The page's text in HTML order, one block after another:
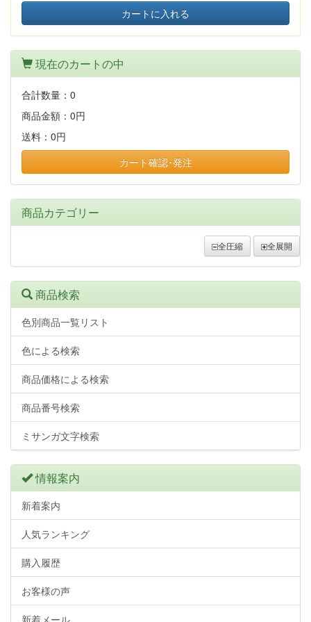
カートに入れる
現在のカートの中
合計数量： 0
商品金額： 0円
送料： 0円
カート確認･発注
商品カテゴリー
全圧縮 全展開
商品検索
色別商品一覧リスト
色による検索
商品価格による検索
商品番号検索
ミサンガ文字検索
情報案内
新着案内
人気ランキング
購入履歴
お客様の声
新着メール